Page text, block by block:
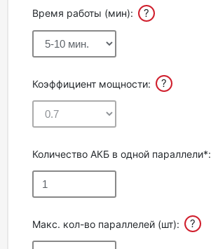
Время работы (мин): ?
Коэффициент мощности: ?
Количество АКБ в одной параллели*:
Макс. кол-во параллелей (шт): ?